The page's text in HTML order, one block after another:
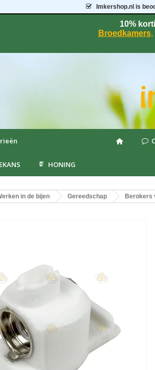
Imkershop.nl is
10%
Broedkamers,
HONING
in de bijen Gereedschap Berokers